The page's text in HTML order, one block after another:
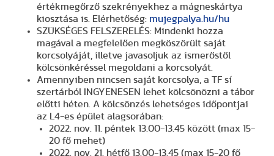
értékmegőrző szekrényekhez a mágneskártya
kiosztása is. Elérhetőség: mujegpalya.hu/hu
SZÜKSÉGES FELSZERELÉS: Mindenki hozza
magával a megfelelően megköszörült saját
korcsolyáját, illetve javasoljuk az ismerőstől
kölcsönkéréssel megoldani a korcsolyát.
Amennyiben nincsen saját korcsolya, a TF sí
szertárból INGYENESEN lehet kölcsönözni a tábor
előtti héten. A kölcsönzés lehetséges időpontjai
az L4-es épület alagsorában:
2022. nov. 11. péntek 13.00-13.45 között (max 15-
20 fő mehet)
2022. nov. 21. hétfő 13.00-13.45 (max 15-20 fő